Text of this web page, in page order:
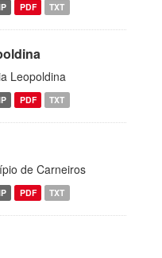
PDF TXT
Leopoldina
PDF TXT
de Carneiros
PDF TXT